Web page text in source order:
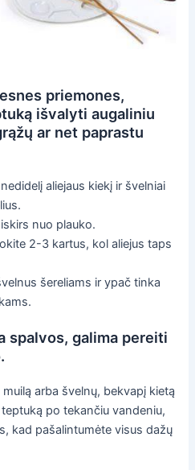
priemones,
išvalyti augaliniu
ar net paprastu
aliejaus kiekį ir švelniai
nuo plauko.
2-3 kartus, kol aliejus taps
šereliams ir ypač tinka
spalvos, galima pereiti
arba švelnų, bekvapį kietą
po tekančiu vandeniu,
kad pašalintumėte visus dažų